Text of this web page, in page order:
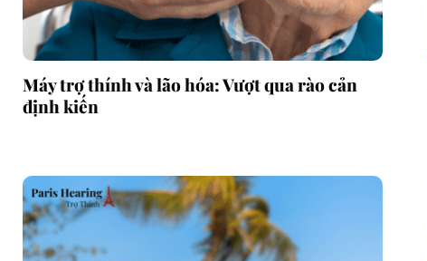
Máy trợ thính và lão hóa: Vượt qua rào cản
định kiến